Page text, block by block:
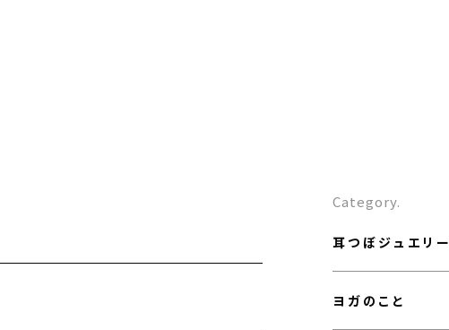
Category.
耳つぼジュエリー
ヨガのこと